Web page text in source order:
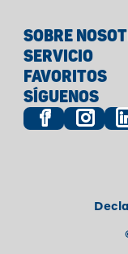
SOBRE
SERVICIO
FAVORITOS
SÍGUENOS